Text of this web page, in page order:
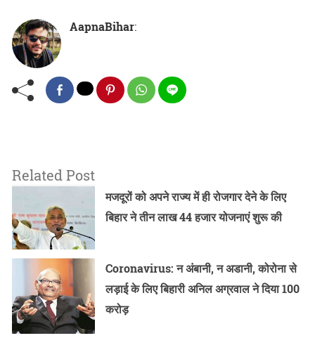
AapnaBihar:
Related Post
मजदूरों को अपने राज्य में ही रोजगार देने के लिए
बिहार ने तीन लाख 44 हजार योजनाएं शुरू की
Coronavirus: न अंबानी, न अडानी, कोरोना से
लड़ाई के लिए बिहारी अनिल अग्रवाल ने दिया 100
करोड़